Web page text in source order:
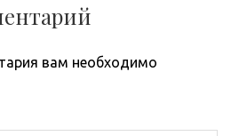
вам необходимо